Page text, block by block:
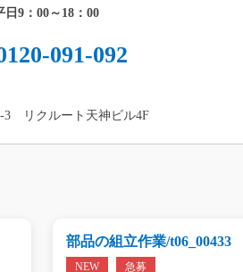
日9：00～18：00
091-092
3 リクルート天神ビル4F
部品の組立作業/t06_00433
NEW 急募